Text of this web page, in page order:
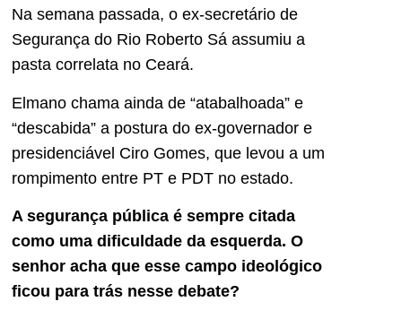
Na semana passada, o ex-secretário de
Segurança do Rio Roberto Sá assumiu a
pasta correlata no Ceará.
Elmano chama ainda de “atabalhoada” e
“descabida” a postura do ex-governador e
presidenciável Ciro Gomes, que levou a um
rompimento entre PT e PDT no estado.
A segurança pública é sempre citada
como uma dificuldade da esquerda. O
senhor acha que esse campo ideológico
ficou para trás nesse debate?